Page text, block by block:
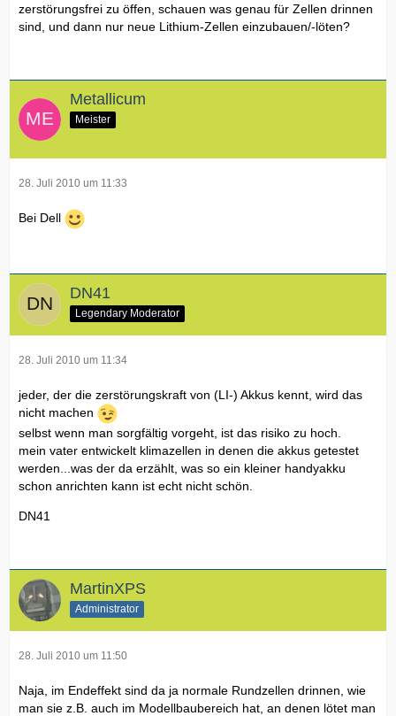
zerstörungsfrei zu öffen, schauen was genau für Zellen drinnen
sind, und dann nur neue Lithium-Zellen einzubauen/-löten?
Metallicum
Meister
28. Juli 2010 um 11:33
Bei Dell
DN41
Legendary Moderator
28. Juli 2010 um 11:34
jeder, der die zerstörungskraft von (LI-) Akkus kennt, wird das
nicht machen
selbst wenn man sorgfältig vorgeht, ist das risiko zu hoch.
mein vater entwickelt klimazellen in denen die akkus getestet
werden...was der da erzählt, was so ein kleiner handyakku
schon anrichten kann ist echt nicht schön.
DN41
MartinXPS
Administrator
28. Juli 2010 um 11:50
Naja, im Endeffekt sind da ja normale Rundzellen drinnen, wie
man sie z.B. auch im Modellbaubereich hat, an denen lötet man